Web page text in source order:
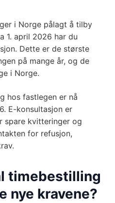
i Norge pålagt å tilby
1. april 2026 har du
Dette er de største
på mange år, og de
i Norge.
hos fastlegen er nå
E-konsultasjon er
spare kvitteringer og
for refusjon,
timebestilling
nye kravene?